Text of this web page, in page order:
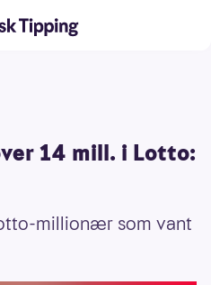
14 mill. i Lotto:
millionær som vant